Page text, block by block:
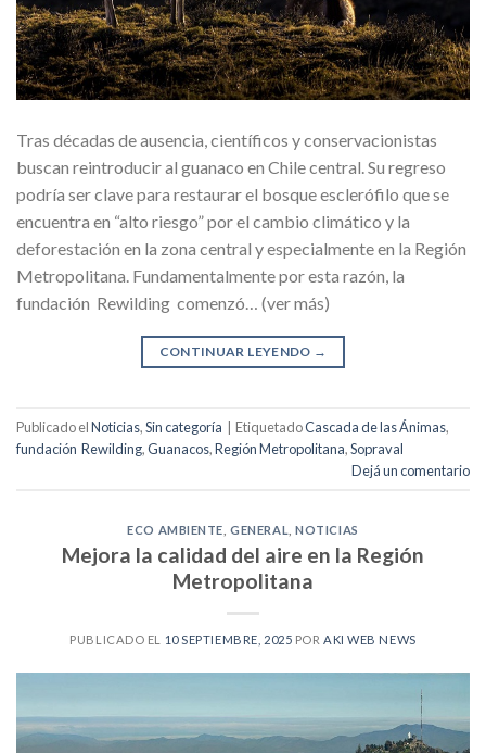
Tras décadas de ausencia, científicos y conservacionistas
buscan reintroducir al guanaco en Chile central. Su regreso
podría ser clave para restaurar el bosque esclerófilo que se
encuentra en “alto riesgo” por el cambio climático y la
deforestación en la zona central y especialmente en la Región
Metropolitana. Fundamentalmente por esta razón, la
fundación Rewilding comenzó… (ver más)
CONTINUAR LEYENDO →
Publicado elNoticias,Sin categoría | EtiquetadoCascada de las Ánimas,
fundación Rewilding,Guanacos,Región Metropolitana,Sopraval
Dejá un comentario
ECO AMBIENTE ,GENERAL ,NOTICIAS
Mejora la calidad del aire en la Región
Metropolitana
PUBLICADO EL 10 SEPTIEMBRE, 2025 POR AKI WEB NEWS